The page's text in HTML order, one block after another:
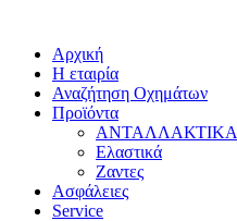
Αρχική
Η εταιρία
Αναζήτηση Οχημάτων
Προϊόντα
ΑΝΤΑΛΛΑΚΤΙΚΑ
Ελαστικά
Ζαντες
Ασφάλειες
Service